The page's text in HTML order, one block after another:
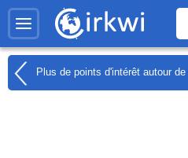
Plus de points d'intérêt autour de